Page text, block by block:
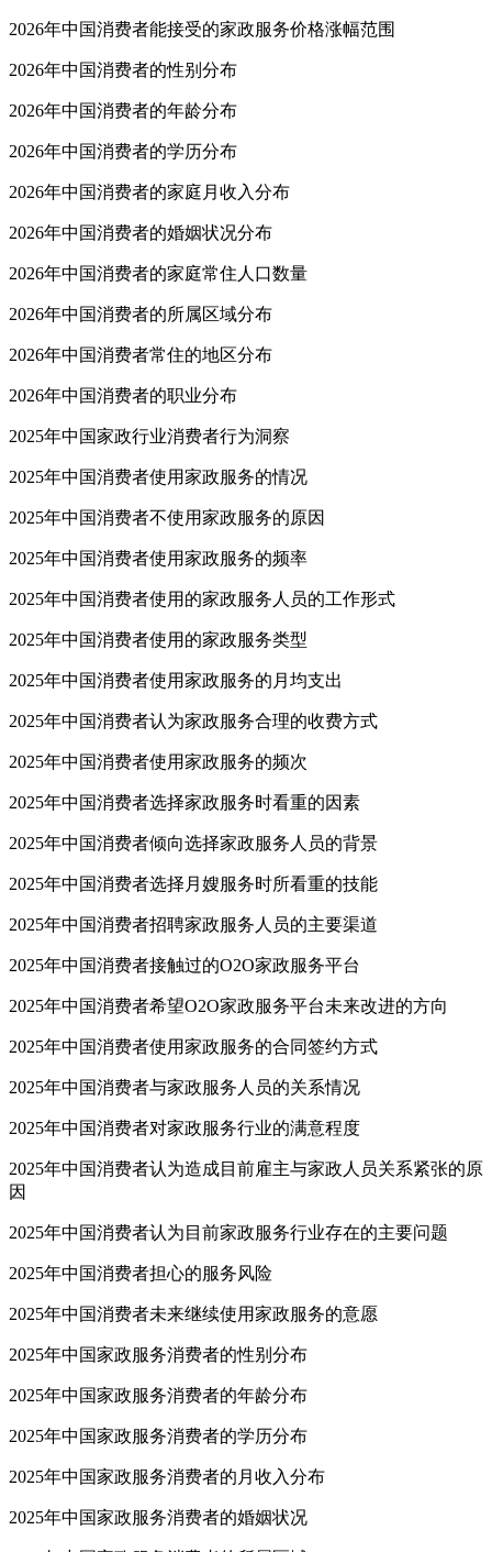
2026年中国消费者能接受的家政服务价格涨幅范围
2026年中国消费者的性别分布
2026年中国消费者的年龄分布
2026年中国消费者的学历分布
2026年中国消费者的家庭月收入分布
2026年中国消费者的婚姻状况分布
2026年中国消费者的家庭常住人口数量
2026年中国消费者的所属区域分布
2026年中国消费者常住的地区分布
2026年中国消费者的职业分布
2025年中国家政行业消费者行为洞察
2025年中国消费者使用家政服务的情况
2025年中国消费者不使用家政服务的原因
2025年中国消费者使用家政服务的频率
2025年中国消费者使用的家政服务人员的工作形式
2025年中国消费者使用的家政服务类型
2025年中国消费者使用家政服务的月均支出
2025年中国消费者认为家政服务合理的收费方式
2025年中国消费者使用家政服务的频次
2025年中国消费者选择家政服务时看重的因素
2025年中国消费者倾向选择家政服务人员的背景
2025年中国消费者选择月嫂服务时所看重的技能
2025年中国消费者招聘家政服务人员的主要渠道
2025年中国消费者接触过的O2O家政服务平台
2025年中国消费者希望O2O家政服务平台未来改进的方向
2025年中国消费者使用家政服务的合同签约方式
2025年中国消费者与家政服务人员的关系情况
2025年中国消费者对家政服务行业的满意程度
2025年中国消费者认为造成目前雇主与家政人员关系紧张的原
因
2025年中国消费者认为目前家政服务行业存在的主要问题
2025年中国消费者担心的服务风险
2025年中国消费者未来继续使用家政服务的意愿
2025年中国家政服务消费者的性别分布
2025年中国家政服务消费者的年龄分布
2025年中国家政服务消费者的学历分布
2025年中国家政服务消费者的月收入分布
2025年中国家政服务消费者的婚姻状况